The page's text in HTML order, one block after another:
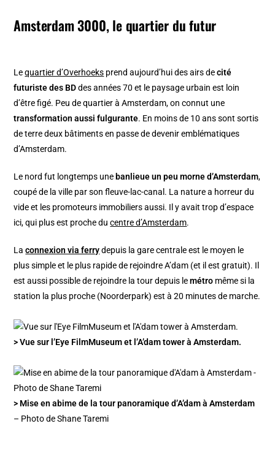
Amsterdam 3000, le quartier du futur
Lequartier d’Overhoeks prend aujourd’hui des airs decité
futuriste des BDdes années 70 et le paysage urbain est loin
d’être figé. Peu de quartier à Amsterdam, on connut une
transformation aussi fulgurante. En moins de 10 ans sont sortis
de terre deux bâtiments en passe de devenir emblématiques
d’Amsterdam.
Le nord fut longtemps une banlieue un peu morne d’Amsterdam,
coupé de la ville par son fleuve-lac-canal. La nature a horreur du
vide et les promoteurs immobiliers aussi. Il y avait trop d’espace
ici, qui plus est proche ducentre d’Amsterdam.
Laconnexion via ferry depuis la gare centrale est le moyen le
plus simple et le plus rapide de rejoindre A’dam (et il est gratuit). Il
est aussi possible de rejoindre la tour depuis lemétro même si la
station la plus proche (Noorderpark) est à 20 minutes de marche.
> Vue sur l’Eye FilmMuseum et l’A’dam tower à Amsterdam.
> Mise en abime de la tour panoramique d’A’dam à Amsterdam
– Photo de Shane Taremi